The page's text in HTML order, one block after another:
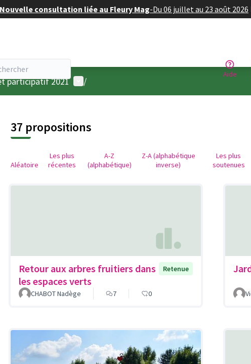
consultation liée au Fleury Mag-Du 06 juillet au 23 août 2026
Aide
participatif 2021 Menu utilisateur
/
37 propositions
Aléatoire
Les plus
récentes
A-Z
(alphabétique)
Z-A (alphabétique
inverse)
Les plus
soutenues
Retour aux arbres fruitiers dans
les espaces verts
Retenue
CHABOT Nadège 7 0